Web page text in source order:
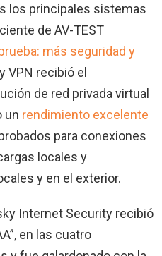
los principales sistemas
de AV-TEST
más seguridad y
VPN recibió el
de red privada virtual
un rendimiento excelente
para conexiones
locales y
y en el exterior.
Internet Security recibió
en las cuatro